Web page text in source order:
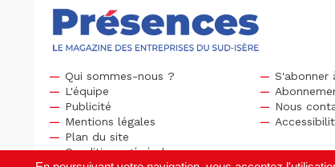
Qui sommes-nous ?
L'équipe
Publicité
S'abonner
Nous
Mentions légales
Plan du site
Conditions générales